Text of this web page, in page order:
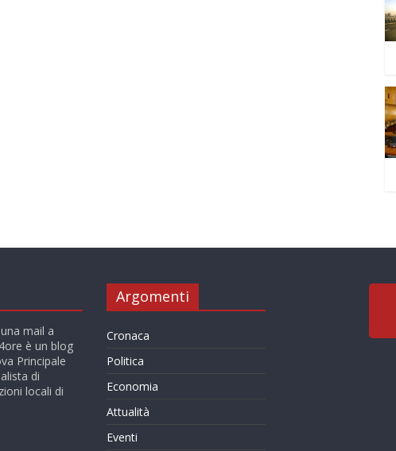
mail a
è un blog
Principale
di
locali di
Argomenti
Cronaca
Politica
Economia
Attualità
Eventi